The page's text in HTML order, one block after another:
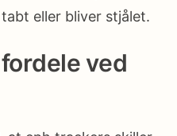
eller bliver stjålet.
ved